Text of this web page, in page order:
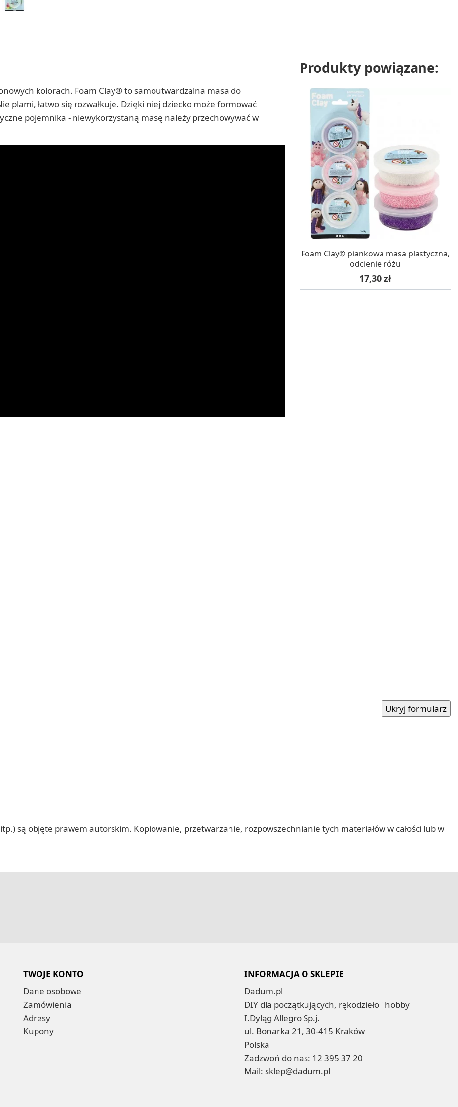
kolorach. Foam Clay® to samoutwardzalna masa do
plami, łatwo się rozwałkuje. Dzięki niej dziecko może formować
pojemnika - niewykorzystaną masę należy przechowywać w
Produkty powiązane:
W MAGAZYNIE, DOSTAWA 24H
Foam Clay® piankowa masa plastyczna,
odcienie różu
Cena
17,30 zł
są objęte prawem autorskim. Kopiowanie, przetwarzanie, rozpowszechnianie tych materiałów w całości lub w
TWOJE KONTO
Dane osobowe
Zamówienia
Adresy
Kupony
INFORMACJA O SKLEPIE
Dadum.pl
DIY dla początkujących, rękodzieło i hobby
I.Dyląg Allegro Sp.j.
ul. Bonarka 21, 30-415 Kraków
Polska
Zadzwoń do nas: 12 395 37 20
Mail: sklep@dadum.pl